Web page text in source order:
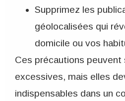
Supprimez les
géolocalisées qui
domicile ou vos
Ces précautions peuvent
excessives, mais elles
indispensables dans un